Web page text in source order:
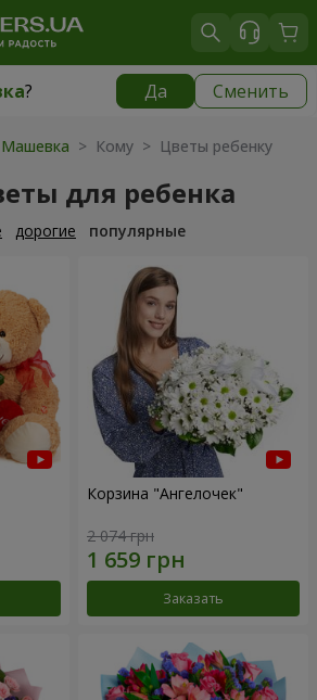
? Да Сменить
|
Машевка > Кому > Цветы ребенку
для ребенка
дорогие популярные
Корзина "Ангелочек"
2 074 грн
Заказать